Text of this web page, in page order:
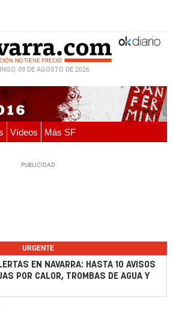
09 DE AGOSTO DE 2026
Vídeos Más SF
URGENTE
EN NAVARRA: HASTA 10 AVISOS
POR CALOR, TROMBAS DE AGUA Y